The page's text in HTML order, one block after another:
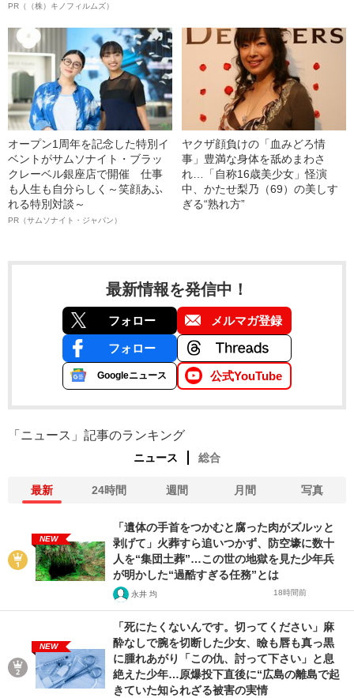
PR（（株）キノフィルムズ）
オープン1周年を記念した特別イ
ベントがサムソナイト・ブラッ
クレーベル銀座店で開催 仕事
も人生も自分らしく～笑顔あふ
れる特別対談～
PR（サムソナイト・ジャパン）
ヤクザ顔負けの「血みどろ情
事」豊満な身体を舐めまわさ
れ…「自称16歳美少女」怪演
中、かたせ梨乃（69）の美しす
ぎる“熟れ方”
最新情報を発信中！
フォロー メルマガ登録
フォロー
Googleニュース 公式YouTube
「ニュース」記事のランキング
ニュース 総合
最新 24時間 週間 月間 写真
NEW
「遺体の手首をつかむと腐った肉がズルッと
剥げて」火葬すら追いつかず、防空壕に数十
人を“集団土葬”…この世の地獄を見た少年兵
が明かした“過酷すぎる任務”とは
永井 均 18時間前
NEW
「死にたくないんです。切ってください」麻
酔なしで腕を切断した少女、瞼も唇も真っ黒
に腫れあがり「この仇、討って下さい」と息
絶えた少年…原爆投下直後に“広島の離島で起
きていた知られざる被害の実情